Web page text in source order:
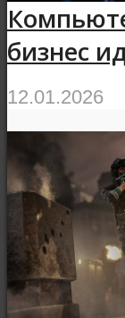
бизнес
12.01.2026